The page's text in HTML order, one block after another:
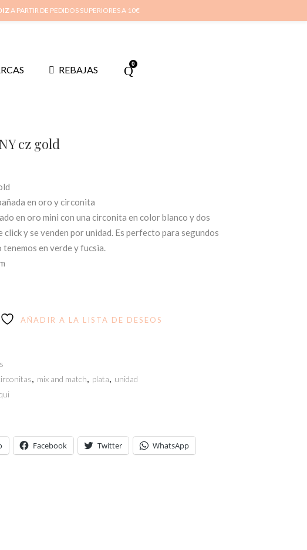
Inicio Mi cuenta Cuidado de tus joyas
REBAJAS
0
cz gold
en oro y circonita
en oro mini con una circonita en color blanco y dos
click y se venden por unidad. Es perfecto para segundos
en verde y fucsia.
AÑADIR A LA LISTA DE DESEOS
, mix and match, plata, unidad
Facebook Twitter WhatsApp
A PARTIR DE PEDIDOS SUPERIORES A 10€